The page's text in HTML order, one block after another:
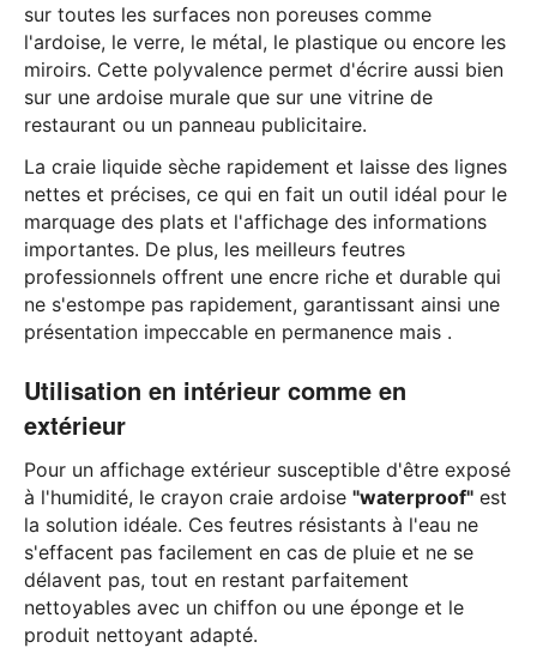
sur toutes les surfaces non poreuses comme
l'ardoise, le verre, le métal, le plastique ou encore les
miroirs. Cette polyvalence permet d'écrire aussi bien
sur une ardoise murale que sur une vitrine de
restaurant ou un panneau publicitaire.
La craie liquide sèche rapidement et laisse des lignes
nettes et précises, ce qui en fait un outil idéal pour le
marquage des plats et l'affichage des informations
importantes. De plus, les meilleurs feutres
professionnels offrent une encre riche et durable qui
ne s'estompe pas rapidement, garantissant ainsi une
présentation impeccable en permanence mais .
Utilisation en intérieur comme en
extérieur
Pour un affichage extérieur susceptible d'être exposé
à l'humidité, le crayon craie ardoise "waterproof" est
la solution idéale. Ces feutres résistants à l'eau ne
s'effacent pas facilement en cas de pluie et ne se
délavent pas, tout en restant parfaitement
nettoyables avec un chiffon ou une éponge et le
produit nettoyant adapté.